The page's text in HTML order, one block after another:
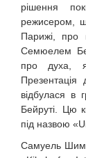
рішення
режисером,
Парижі, про
Семюелем
про духа,
відбулася в
Бейруті. Цю
під назвою
Самуель